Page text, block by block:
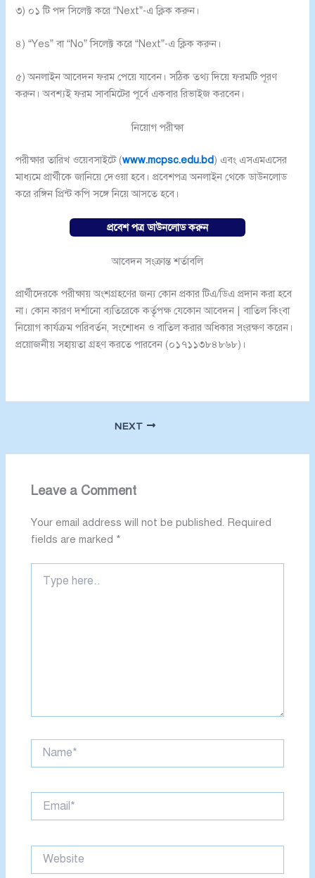
৩) ০১ টি পদ সিলেক্ট করে “Next”-এ ক্লিক করুন।
৪) “Yes” বা “No” সিলেক্ট করে “Next”-এ ক্লিক করুন।
৫) অনলাইন আবেদন ফরম পেয়ে যাবেন। সঠিক তথ্য দিয়ে ফরমটি পূরণ
করুন। অবশ্যই ফরম সাবমিটের পূর্বে একবার রিভাইজ করবেন।
নিয়োগ পরীক্ষা
পরীক্ষার তারিখ ওয়েবসাইটে (www.mcpsc.edu.bd) এবং এসএমএসের
মাধ্যমে প্রার্থীকে জানিয়ে দেওয়া হবে। প্রবেশপত্র অনলাইন থেকে ডাউনলোড
করে রঙ্গিন প্রিন্ট কপি সঙ্গে নিয়ে আসতে হবে।
প্রবেশ পত্র ডাউনলোড করুন
আবেদন সংক্রান্ত শর্তাবলি
প্রার্থীদেরকে পরীক্ষায় অংশগ্রহণের জন্য কোন প্রকার টিএ/ডিএ প্রদান করা হবে
না। কোন কারণ দর্শানো ব্যতিরেকে কর্তৃপক্ষ যেকোন আবেদন | বাতিল কিংবা
নিয়োগ কার্যক্রম পরিবর্তন, সংশোধন ও বাতিল করার অধিকার সংরক্ষণ করেন।
প্রয়োজনীয় সহায়তা গ্রহণ করতে পারবেন (০১৭১১৩৮৪৮৬৮)।
NEXT
Leave a Comment
Your email address will not be published. Required
fields are marked *
here..
Name*
Email*
Website